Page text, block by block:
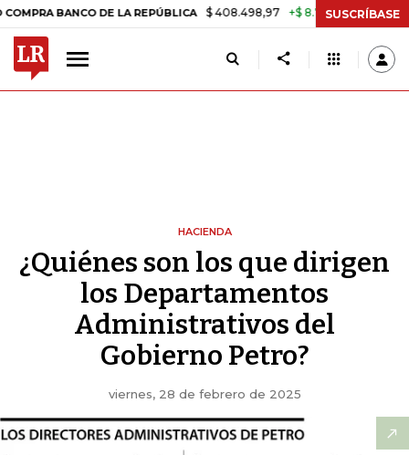
BANCO DE LA REPÚBLICA $ 408.498,97 +$ 8.753,81 +2,19% TASA
SUSCRÍBASE
HACIENDA
¿Quiénes son los que dirigen
los Departamentos
Administrativos del
Gobierno Petro?
viernes, 28 de febrero de 2025